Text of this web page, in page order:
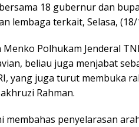
18 gubernur dan
lembaga terkait, Selasa, (18/
Polhukam Jenderal
beliau juga menjabat
yang juga turut membuka
Rahman.
membahas penyelarasan